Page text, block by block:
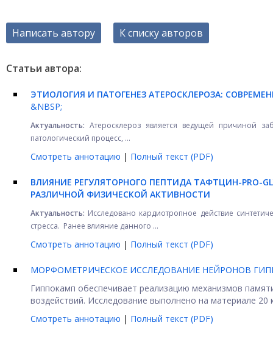
Написать автору К списку авторов
Статьи автора:
ЭТИОЛОГИЯ И ПАТОГЕНЕЗ АТЕРОСКЛЕРОЗА:
&NBSP;
Актуальность: Атеросклероз является ведущей причиной
патологический процесс, ...
Смотреть аннотацию | Полный текст (PDF)
ВЛИЯНИЕ РЕГУЛЯТОРНОГО ПЕПТИДА ТАФТЦИН-PRO-
РАЗЛИЧНОЙ ФИЗИЧЕСКОЙ АКТИВНОСТИ
Актуальность: Исследовано кардиотропное действие
стресса. Ранее влияние данного ...
Смотреть аннотацию | Полный текст (PDF)
МОРФОМЕТРИЧЕСКОЕ ИССЛЕДОВАНИЕ НЕЙРОНОВ
Гиппокамп обеспечивает реализацию механизмов
воздействий. Исследование выполнено на материале 20
Смотреть аннотацию | Полный текст (PDF)